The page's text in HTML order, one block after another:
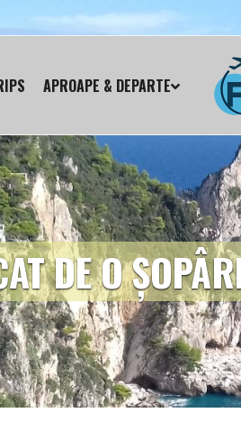
APROAPE & DEPARTE
DE O